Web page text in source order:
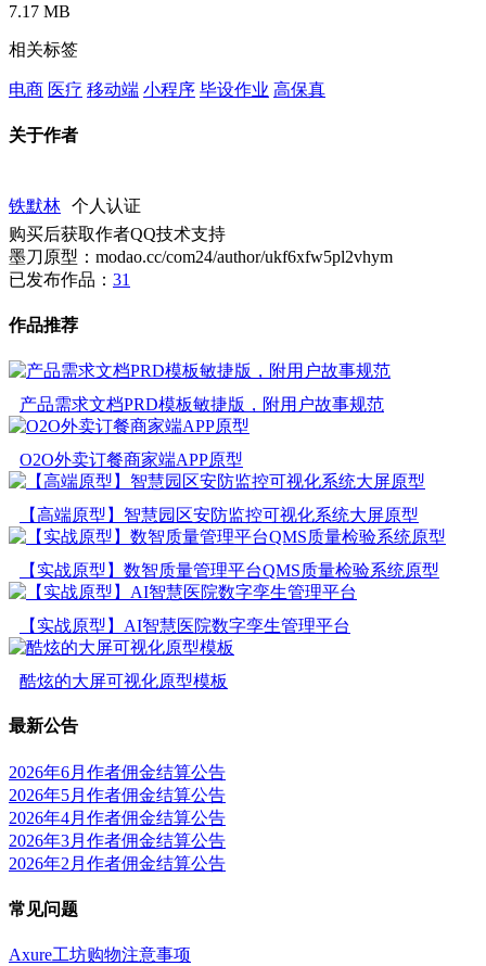
7.17 MB
相关标签
电商 医疗 移动端 小程序 毕设作业 高保真
关于作者
铁默林
个人认证
购买后获取作者QQ技术支持
墨刀原型：modao.cc/com24/author/ukf6xfw5pl2vhym
已发布作品： 31
作品推荐
产品需求文档PRD模板敏捷版，附用户故事规范
O2O外卖订餐商家端APP原型
【高端原型】智慧园区安防监控可视化系统大屏原型
【实战原型】数智质量管理平台QMS质量检验系统原型
【实战原型】AI智慧医院数字孪生管理平台
酷炫的大屏可视化原型模板
最新公告
2026年6月作者佣金结算公告
2026年5月作者佣金结算公告
2026年4月作者佣金结算公告
2026年3月作者佣金结算公告
2026年2月作者佣金结算公告
常见问题
Axure工坊购物注意事项